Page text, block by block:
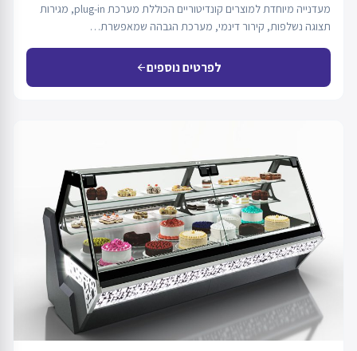
מעדנייה מיוחדת למוצרים קונדיטוריים הכוללת מערכת plug-in, מגירות
תצוגה נשלפות, קירור דינמי, מערכת הגבהה שמאפשרת…
לפרטים נוספיםarrow_back